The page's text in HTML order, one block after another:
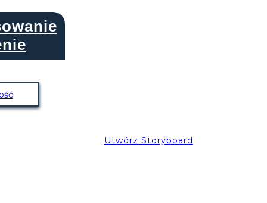
Utwórz Storyboard